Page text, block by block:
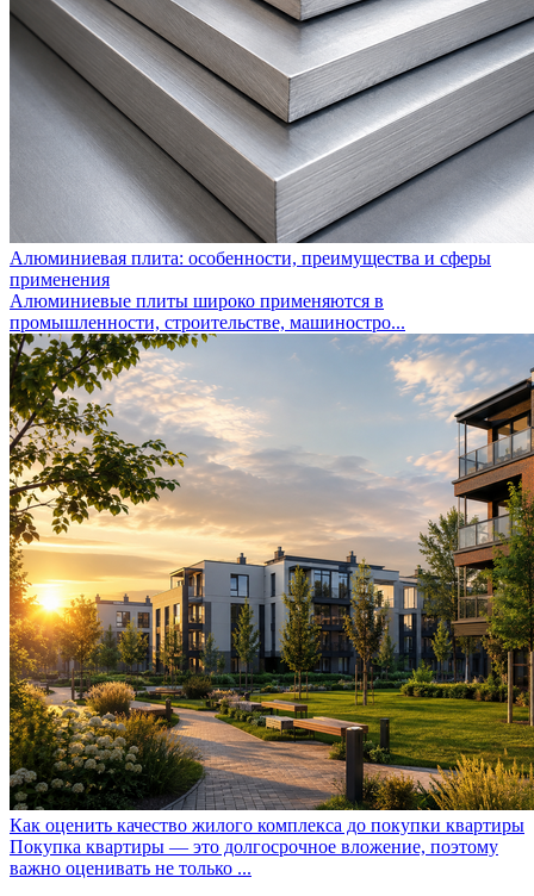
Алюминиевая плита: особенности, преимущества и сферы
применения
Алюминиевые плиты широко применяются в
промышленности, строительстве, машиностро...
Как оценить качество жилого комплекса до покупки квартиры
Покупка квартиры — это долгосрочное вложение, поэтому
важно оценивать не только ...